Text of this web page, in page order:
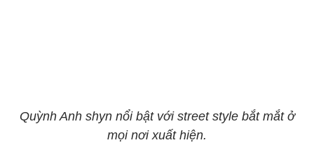
Quỳnh Anh shyn nổi bật với street style bắt mắt ở
mọi nơi xuất hiện.